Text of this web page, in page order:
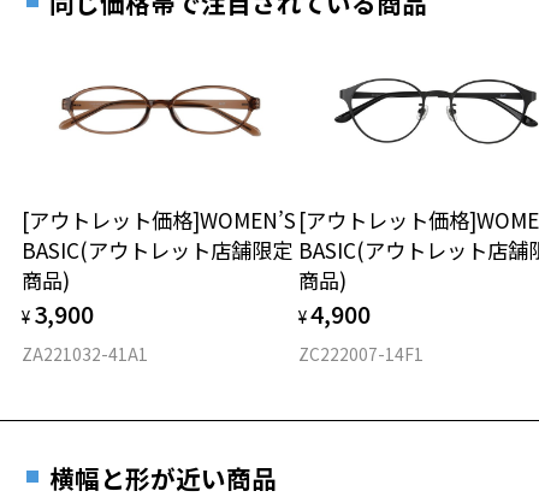
※着脱式サングラス：デモレンズ、アタッチメント込みの重さ
タイプ
材質
フロント素材：アセテート
もっと見る
その際は記入用紙をダウンロードしてお使いください。
ダウンロード
[アウトレット価格]WOMEN’S
BASIC(アウトレット店舗限定
商品)
¥ 3,900
ZA221032-41A1
[アウトレット価格
BASIC(アウトレット店舗
商品)
¥4,900
ZC222007-14F1
横幅と形が近い商品